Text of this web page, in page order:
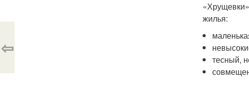
жилья:
тесный,
⇦